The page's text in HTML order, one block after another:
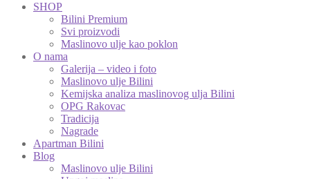
SHOP
Bilini Premium
Svi proizvodi
Maslinovo ulje kao poklon
O nama
Galerija – video i foto
Maslinovo ulje Bilini
Kemijska analiza maslinovog ulja Bilini
OPG Rakovac
Tradicija
Nagrade
Apartman Bilini
Blog
Maslinovo ulje Bilini